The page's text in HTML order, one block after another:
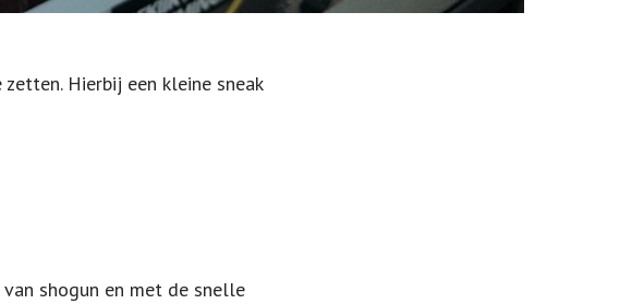
Hierbij een kleine sneak
shogun en met de snelle